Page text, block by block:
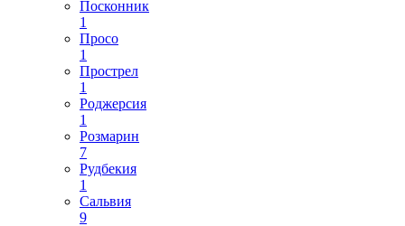
Посконник
1
Просо
1
Прострел
1
Роджерсия
1
Розмарин
7
Рудбекия
1
Сальвия
9